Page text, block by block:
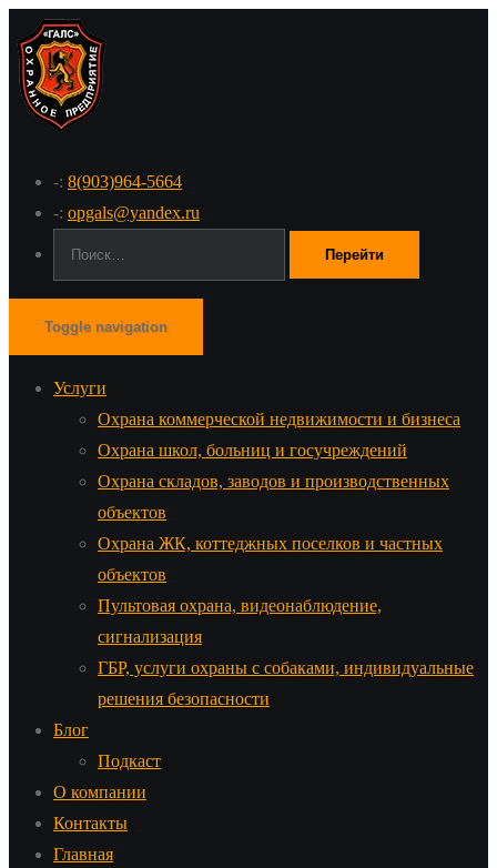
-: 8(903)964-5664
-: opgals@yandex.ru
Toggle navigation
Услуги
Охрана коммерческой недвижимости и бизнеса
Охрана школ, больниц и госучреждений
Охрана складов, заводов и производственных
объектов
Охрана ЖК, коттеджных поселков и частных
объектов
Пультовая охрана, видеонаблюдение,
сигнализация
ГБР, услуги охраны с собаками, индивидуальные
решения безопасности
Блог
Подкаст
О компании
Контакты
Главная